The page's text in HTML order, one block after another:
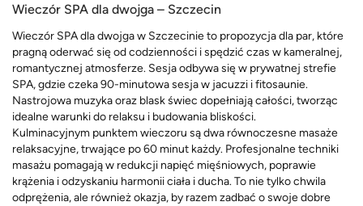
Wieczór SPA dla dwojga – Szczecin
Wieczór SPA dla dwojga w Szczecinie to propozycja dla par, które
pragną oderwać się od codzienności i spędzić czas w kameralnej,
romantycznej atmosferze. Sesja odbywa się w prywatnej strefie
SPA, gdzie czeka 90-minutowa sesja w jacuzzi i fitosaunie.
Nastrojowa muzyka oraz blask świec dopełniają całości, tworząc
idealne warunki do relaksu i budowania bliskości.
Kulminacyjnym punktem wieczoru są dwa równoczesne masaże
relaksacyjne, trwające po 60 minut każdy. Profesjonalne techniki
masażu pomagają w redukcji napięć mięśniowych, poprawie
krążenia i odzyskaniu harmonii ciała i ducha. To nie tylko chwila
odprężenia, ale również okazja, by razem zadbać o swoje dobre